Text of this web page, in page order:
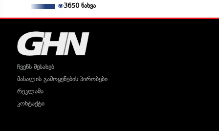
3650ნახვა
ჩვენს შესახებ
მასალის გამოყენების პირობები
რეკლამა
კონტაქტი